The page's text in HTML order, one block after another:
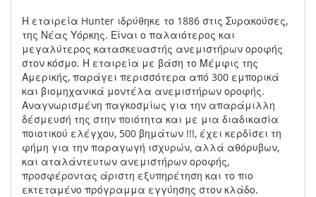
Η εταιρεία Hunter ιδρύθηκε το 1886 στις Συρακούσες,
της Νέας Υόρκης. Είναι ο παλαιότερος και
μεγαλύτερος κατασκευαστής ανεμιστήρων οροφής
στον κόσμο. Η εταιρεία με βάση το Μέμφις της
Αμερικής, παράγει περισσότερα από 300 εμπορικά
και βιομηχανικά μοντέλα ανεμιστήρων οροφής.
Αναγνωρισμένη παγκοσμίως για την απαράμιλλη
δέσμευσή της στην ποιότητα και με μια διαδικασία
ποιοτικού ελέγχου, 500 βημάτων !!!, έχει κερδίσει τη
φήμη για την παραγωγή ισχυρών, αλλά αθόρυβων,
και αταλάντευτων ανεμιστήρων οροφής,
προσφέροντας άριστη εξυπηρέτηση και το πιο
εκτεταμένο πρόγραμμα εγγύησης στον κλάδο.